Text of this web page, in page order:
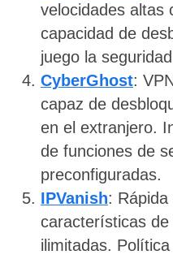
velocidades altas
capacidad de
juego la
CyberGhost:
capaz de
en el extranjero.
de funciones de
preconfiguradas.
IPVanish: Rápida
características
ilimitadas.